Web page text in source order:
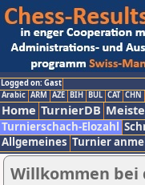
Logged on: Gast
Arabic ARM AZE BIH BUL CAT CHN
Home TurnierDB
Turnierschach-Elozahl
Allgemeines Turnier
Willkommen bei